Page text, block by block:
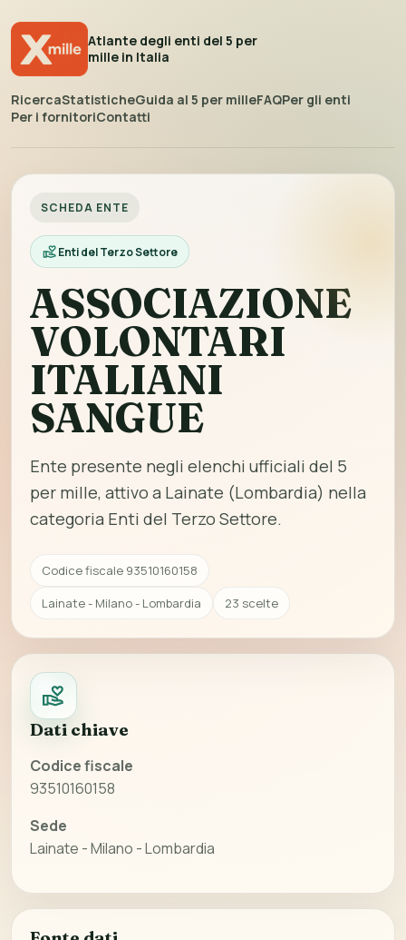
Atlante degli enti del 5 per
mille in Italia
RicercaStatisticheGuida al 5 per milleFAQPer gli enti
Per i fornitoriContatti
SCHEDA ENTE
Enti del Terzo Settore
ASSOCIAZIONE
VOLONTARI
ITALIANI
SANGUE
Ente presente negli elenchi ufficiali del 5
per mille, attivo a Lainate (Lombardia) nella
categoria Enti del Terzo Settore.
Codice fiscale 93510160158
Lainate - Milano - Lombardia
23 scelte
Dati chiave
Codice fiscale
93510160158
Sede
Lainate - Milano - Lombardia